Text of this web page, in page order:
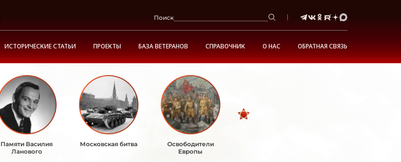
Поиск
ИСТОРИЧЕСКИЕ СТАТЬИ ПРОЕКТЫ БАЗА ВЕТЕРАНОВ СПРАВОЧНИК О НАС ОБРАТНАЯ СВЯЗЬ
Памяти Василия
Ланового
Московская битва
Освободители
Европы